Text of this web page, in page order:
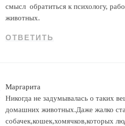
смысл обратиться к психологу,
животных.
ОТВЕТИТЬ
Маргарита
Никогда не задумывалась о таких
домашних животных.Даже жалко
собачек,кошек,хомячков,которых